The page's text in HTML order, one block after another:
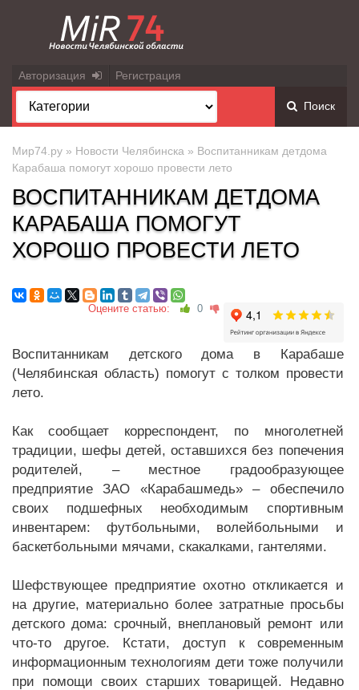
Авторизация Регистрация
Поиск
Мир74.ру » Новости Челябинска » Воспитанникам детдома
Карабаша помогут хорошо провести лето
ВОСПИТАННИКАМ ДЕТДОМА
КАРАБАША ПОМОГУТ
ХОРОШО ПРОВЕСТИ ЛЕТО
Оцените статью: 0
Воспитанникам детского дома в Карабаше
(Челябинская область) помогут с толком провести
лето.
Как сообщает корреспондент, по многолетней
традиции, шефы детей, оставшихся без попечения
родителей, – местное градообразующее
предприятие ЗАО «Карабашмедь» – обеспечило
своих подшефных необходимым спортивным
инвентарем: футбольными, волейбольными и
баскетбольными мячами, скакалками, гантелями.
Шефствующее предприятие охотно откликается и
на другие, материально более затратные просьбы
детского дома: срочный, внеплановый ремонт или
что-то другое. Кстати, доступ к современным
информационным технологиям дети тоже получили
при помощи своих старших товарищей. Недавно